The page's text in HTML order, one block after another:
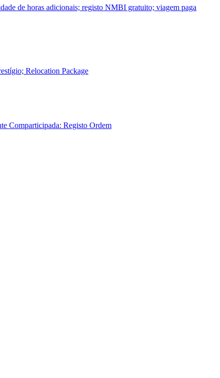
de horas adicionais; registo NMBI gratuito; viagem paga
Relocation Package
Comparticipada: Registo Ordem